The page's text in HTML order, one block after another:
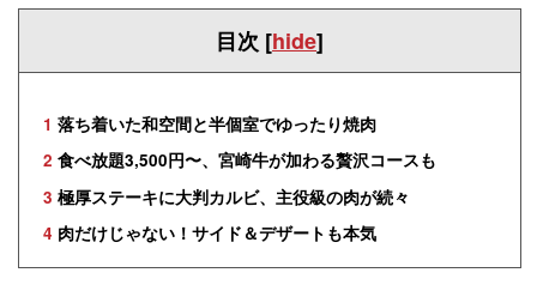
目次 [hide]
1 落ち着いた和空間と半個室でゆったり焼肉
2 食べ放題3,500円〜、宮崎牛が加わる贅沢コースも
3 極厚ステーキに大判カルビ、主役級の肉が続々
4 肉だけじゃない！サイド＆デザートも本気